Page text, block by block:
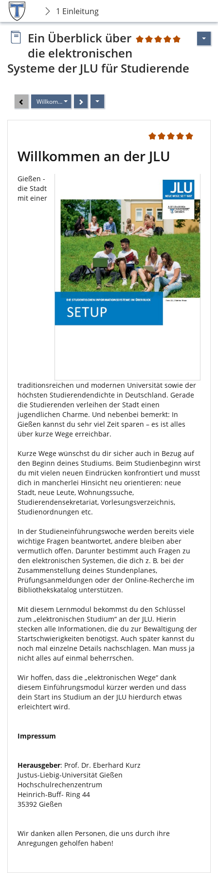
1 Einleitung
1
Ein Überblick über
die elektronischen
Systeme der JLU für Studierende
Willkommen an der JLU
1
Willkommen an der JLU
Gießen -
die Stadt
mit einer
traditionsreichen und modernen Universität sowie der
höchsten Studierendendichte in Deutschland. Gerade
die Studierenden verleihen der Stadt einen
jugendlichen Charme. Und nebenbei bemerkt: In
Gießen kannst du sehr viel Zeit sparen – es ist alles
über kurze Wege erreichbar.
Kurze Wege wünschst du dir sicher auch in Bezug auf
den Beginn deines Studiums. Beim Studienbeginn wirst
du mit vielen neuen Eindrücken konfrontiert und musst
dich in mancherlei Hinsicht neu orientieren: neue
Stadt, neue Leute, Wohnungssuche,
Studierendensekretariat, Vorlesungsverzeichnis,
Studienordnungen etc.
In der Studieneinführungswoche werden bereits viele
wichtige Fragen beantwortet, andere bleiben aber
vermutlich offen. Darunter bestimmt auch Fragen zu
den elektronischen Systemen, die dich z. B. bei der
Zusammenstellung deines Stundenplanes,
Prüfungsanmeldungen oder der Online-Recherche im
Bibliothekskatalog unterstützen.
Mit diesem Lernmodul bekommst du den Schlüssel
zum „elektronischen Studium“ an der JLU. Hierin
stecken alle Informationen, die du zur Bewältigung der
Startschwierigkeiten benötigst. Auch später kannst du
noch mal einzelne Details nachschlagen. Man muss ja
nicht alles auf einmal beherrschen.
Wir hoffen, dass die „elektronischen Wege“ dank
diesem Einführungsmodul kürzer werden und dass
dein Start ins Studium an der JLU hierdurch etwas
erleichtert wird.
Impressum
Herausgeber: Prof. Dr. Eberhard Kurz
Justus-Liebig-Universität Gießen
Hochschulrechenzentrum
Heinrich-Buff- Ring 44
35392 Gießen
Wir danken allen Personen, die uns durch ihre
Anregungen geholfen haben!